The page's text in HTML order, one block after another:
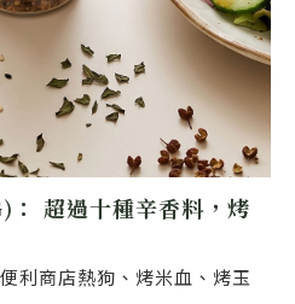
超過十種辛香料，烤
利商店熱狗、烤米血、烤玉